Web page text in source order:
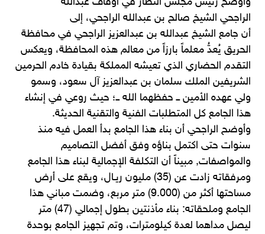
الراجحي الشيخ صالح بن عبدالله الراجحي، إلى
أن جامع الشيخ عبدالله بن عبدالعزيز الراجحي في محافظة
الحريق يُعدُّ معلماً بارزاً من معالم هذه المحافظة، ويعكس
التقدم الحضاري الذي تعيشه المملكة بقيادة خادم الحرمين
‏الشريفين الملك سلمان بن عبدالعزيز آل سعود، وسمو
ولي عهده الأمين ــ حفظهما الله ــ؛ حيث روعي في إنشاء
هذا الجامع كل المتطلبات الفنية والتقنية الحديثة.
وأوضح الراجحي أن بناء هذا الجامع بدأ العمل فيه منذ
سنوات حتى اكتمل بناؤه وفق أفضل التصاميم
والمواصفات, مبيناً أن التكلفة الإجمالية لبناء هذا الجامع
ومرفقاته زادت عن (35) مليون ريـال، ويقع على أرض
مساحتها أكثر من (9.000) متر مربع، وضمت مباني هذا
الجامع وملحقاته: بناء مأذنتين بطول إجمالي (47) متر
ليصل مداهما لعدة كيلومترات، وتم تجهيز الجامع بوحدة